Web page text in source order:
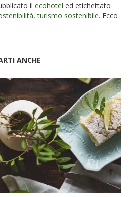
il ecohotel ed etichettato
,turismo sostenibile. Ecco
ANCHE